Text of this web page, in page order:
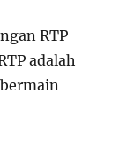
RTP
adalah